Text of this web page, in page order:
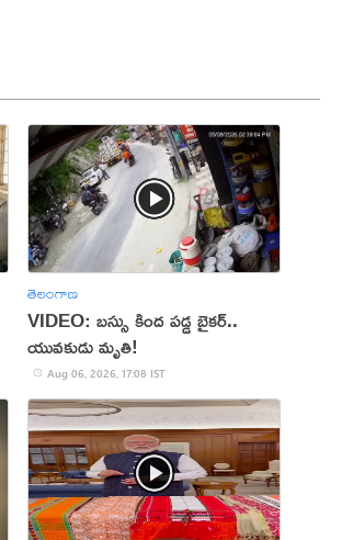
తెలంగాణ
VIDEO: బస్సు కింద పడ్డ బైకర్..
యువకుడు మృతి!
Aug 06, 2026, 17:08 IST